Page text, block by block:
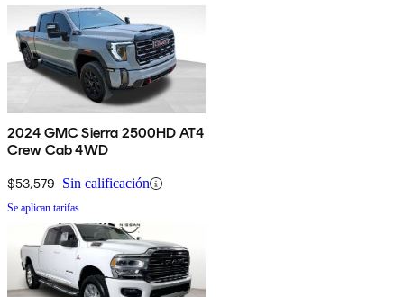
2024 GMC Sierra 2500HD AT4
Crew Cab 4WD
$53,579 Sin calificación
Se aplican tarifas